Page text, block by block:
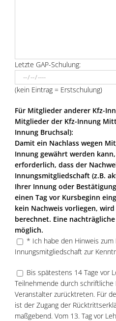
Letzte GAP-Schulung:
(kein Eintrag = Erstschulung)
Für Mitglieder anderer Kfz-
Mitglieder der Kfz-Innung
Innung Bruchsal):
Damit ein Nachlass wegen
Innung gewährt werden
erforderlich, dass der
Innungsmitgliedschaft (z.B.
Ihrer Innung oder
einen Tag vor Kursbeginn
kein Nachweis vorliegen,
berechnet. Eine
möglich.
* Ich habe den Hinweis zum
Innungsmitgliedschaft zur
Bis spätestens 14 Tage vor
Teilnehmende durch
Veranstalter zurücktreten. Für
ist der Zugang der
maßgebend. Vom 13. Tag vor